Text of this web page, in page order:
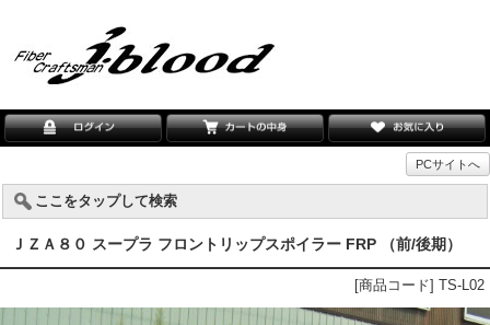
PCサイトへ
ここをタップして検索
ＪＺＡ８０ スープラ フロントリップスポイラー FRP （前/後期）
[商品コード] TS-L02